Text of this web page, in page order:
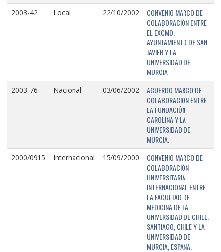
2003-42 Local 22/10/2002
CONVENIO MARCO DE
COLABORACIÓN ENTRE
EL EXCMO.
AYUNTAMIENTO DE SAN
JAVIER Y LA
UNIVERSIDAD DE
MURCIA
2003-76 Nacional 03/06/2002
ACUERDO MARCO DE
COLABORACIÓN ENTRE
LA FUNDACIÓN
CAROLINA Y LA
UNIVERSIDAD DE
MURCIA.
2000/0915 Internacional 15/09/2000
CONVENIO MARCO DE
COLABORACIÓN
UNIVERSITARIA
INTERNACIONAL ENTRE
LA FACULTAD DE
MEDICINA DE LA
UNIVERSIDAD DE CHILE,
SANTIAGO, CHILE Y LA
UNIVERSIDAD DE
MURCIA, ESPAÑA.